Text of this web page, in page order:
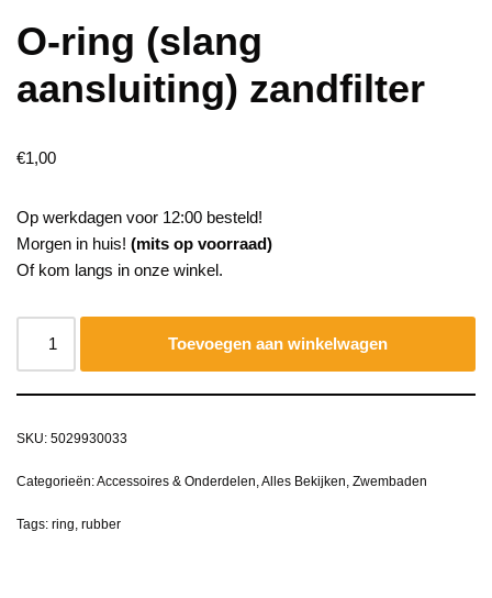
O-ring (slang
aansluiting) zandfilter
€1,00
Op werkdagen voor 12:00 besteld!
Morgen in huis! (mits op voorraad)
Of kom langs in onze winkel.
Toevoegen aan winkelwagen
SKU: 5029930033
Categorieën:Accessoires & Onderdelen,Alles Bekijken, Zwembaden
Tags: ring, rubber